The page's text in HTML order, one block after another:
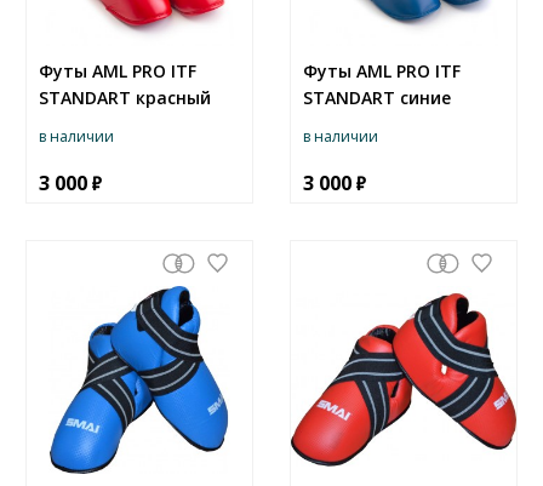
Футы AML PRO ITF
STANDART красный
в наличии
3 000
Футы AML PRO ITF
STANDART синие
в наличии
3 000